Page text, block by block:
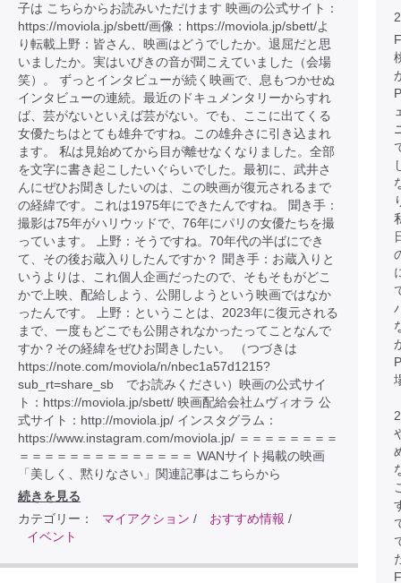
子は こちらからお読みいただけます 映画の公式サイト：
https://moviola.jp/sbett/画像：https://moviola.jp/sbett/よ
り転載上野：皆さん、映画はどうでしたか。退屈だと思
いましたか。実はいびきの音が聞こえていました（会場
笑）。 ずっとインタビューが続く映画で、息もつかせぬ
インタビューの連続。最近のドキュメンタリーからすれ
ば、芸がないといえば芸がない。でも、ここに出てくる
女優たちはとても雄弁ですね。この雄弁さに引き込まれ
ます。 私は見始めてから目が離せなくなりました。全部
を文字に書き起こしたいぐらいでした。最初に、武井さ
んにぜひお聞きしたいのは、この映画が復元されるまで
の経緯です。これは1975年にできたんですね。 聞き手：
撮影は75年がハリウッドで、76年にパリの女優たちを撮
っています。 上野：そうですね。70年代の半ばにでき
て、その後お蔵入りしたんですか？ 聞き手：お蔵入りと
いうよりは、これ個人企画だったので、そもそもがどこ
かで上映、配給しよう、公開しようという映画ではなか
ったんです。 上野：ということは、2023年に復元される
まで、一度もどこでも公開されなかったってことなんで
すか？その経緯をぜひお聞きしたい。 （つづきは
https://note.com/moviola/n/nbec1a57d1215?
sub_rt=share_sb でお読みください）映画の公式サイ
ト：https://moviola.jp/sbett/ 映画配給会社ムヴィオラ 公
式サイト：http://moviola.jp/ インスタグラム：
https://www.instagram.com/moviola.jp/ ＝＝＝＝＝＝＝＝
＝＝＝＝＝＝＝＝＝＝＝＝＝＝ WANサイト掲載の映画
「美しく、黙りなさい」関連記事はこちらから
続きを見る
カテゴリー：
マイアクション / おすすめ情報 /
イベント